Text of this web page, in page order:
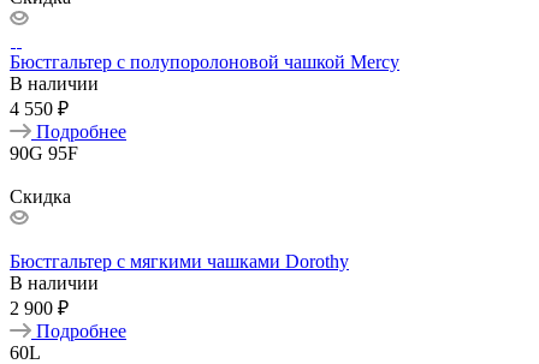
Бюстгальтер с полупоролоновой чашкой Mercy
В наличии
4 550 ₽
Подробнее
90G 95F
Скидка
Бюстгальтер с мягкими чашками Dorothy
В наличии
2 900 ₽
Подробнее
60L